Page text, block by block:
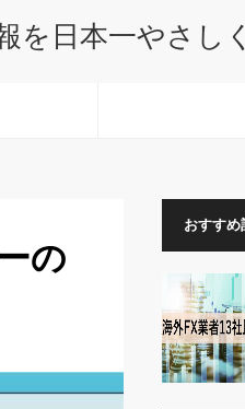
を日本一やさし
の
おすすめ